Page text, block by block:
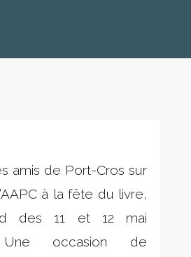
amis de Port-Cros sur
à la fête du livre,
des 11 et 12 mai
Une occasion de